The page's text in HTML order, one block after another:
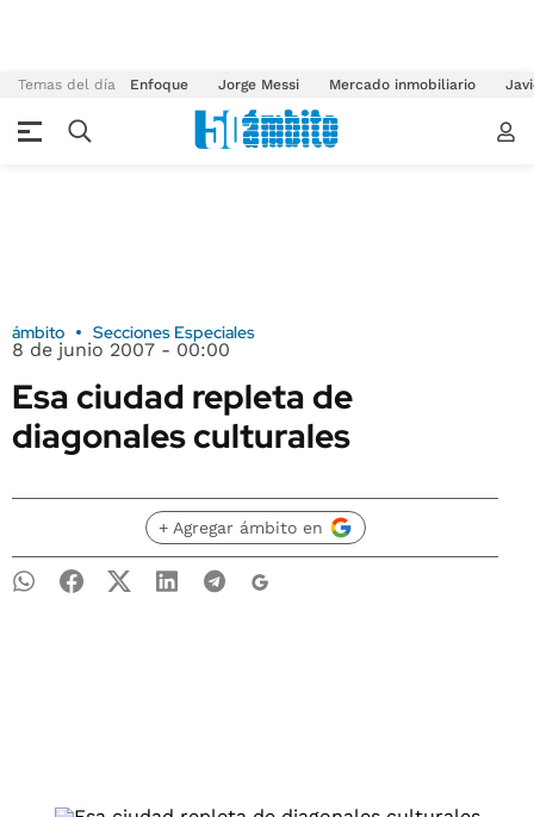
Temas del día Enfoque Jorge Messi Mercado inmobiliario
ámbito Secciones Especiales
8 de junio 2007 - 00:00
Esa ciudad repleta de
diagonales culturales
+ Agregar ámbito en